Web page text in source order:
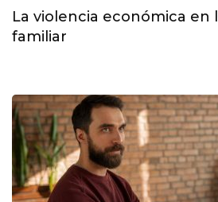
La violencia económica en
familiar